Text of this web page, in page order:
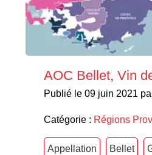
AOC Bellet, Vin
Publié le 09 juin 2021
Catégorie : Régions
Appellation Bellet